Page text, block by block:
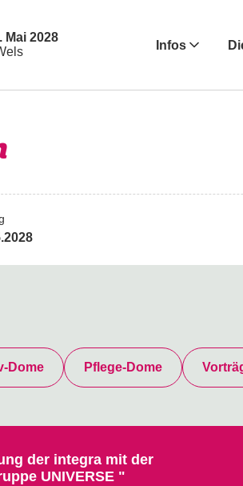
Mai 2028
Infos
Dome Pflege-Dome
der integra mit der
UNIVERSE "